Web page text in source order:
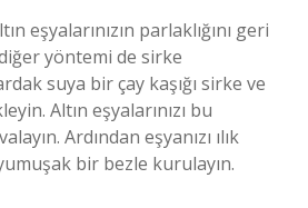
eşyalarınızın parlaklığını geri
yöntemi de sirke
suya bir çay kaşığı sirke ve
Altın eşyalarınızı bu
Ardından eşyanızı ılık
bir bezle kurulayın.